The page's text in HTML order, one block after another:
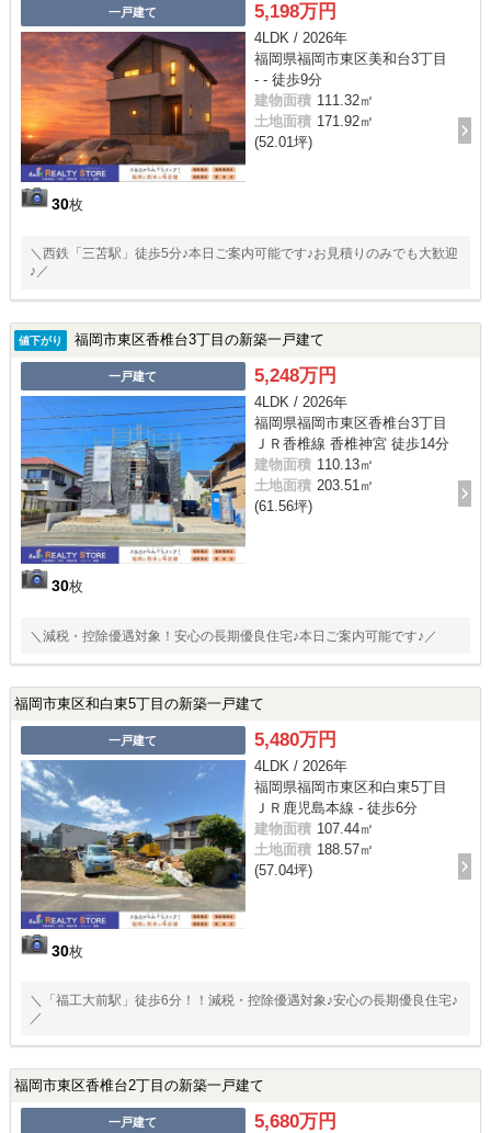
一戸建て
30枚
5,198万円
4LDK / 2026年
福岡県福岡市東区美和台3丁目
- - 徒歩9分
建物面積 111.32㎡
土地面積 171.92㎡
(52.01坪)
＼西鉄「三苫駅」徒歩5分♪本日ご案内可能です♪お見積りのみでも大歓迎
♪／
値下がり 福岡市東区香椎台3丁目の新築一戸建て
一戸建て
30枚
5,248万円
4LDK / 2026年
福岡県福岡市東区香椎台3丁目
ＪＲ香椎線 香椎神宮 徒歩14分
建物面積 110.13㎡
土地面積 203.51㎡
(61.56坪)
＼減税・控除優遇対象！安心の長期優良住宅♪本日ご案内可能です♪／
福岡市東区和白東5丁目の新築一戸建て
一戸建て
30枚
5,480万円
4LDK / 2026年
福岡県福岡市東区和白東5丁目
ＪＲ鹿児島本線 - 徒歩6分
建物面積 107.44㎡
土地面積 188.57㎡
(57.04坪)
＼「福工大前駅」徒歩6分！！減税・控除優遇対象♪安心の長期優良住宅♪
／
福岡市東区香椎台2丁目の新築一戸建て
一戸建て 5,680万円